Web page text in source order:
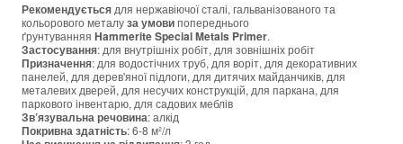
Рекомендується для нержавіючої сталі, гальванізованого та
кольорового металуза умовипопереднього
ґрунтуванняя Hammerite Special Metals Primer.
Застосування: для внутрішніх робіт, для зовнішніх робіт
Призначення: для водостічних труб, для воріт, для декоративних
панелей, для дерев'яної підлоги, для дитячих майданчиків, для
металевих дверей, для несучих конструкцій, для паркана, для
паркового інвентарю, для садових меблів
Зв’язувальна речовина: алкід
Покривна здатність: 6-8 м²/л